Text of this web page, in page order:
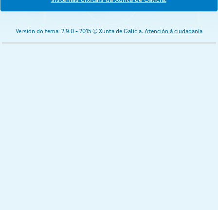
Versión do tema: 2.9.0 - 2015 © Xunta de Galicia. Atención á ciudadanía